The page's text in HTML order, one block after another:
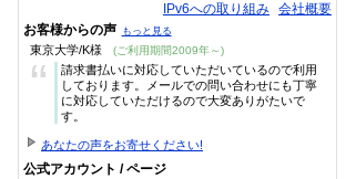
IPv6への取り組み 会社概要
お客様からの声 もっと見る
東京大学/K様 (ご利用期間2009年～)
“
請求書払いに対応していただいているので利用
しております。メールでの問い合わせにも丁寧
に対応していただけるので大変ありがたいで
す。
あなたの声をお寄せください!
公式アカウント / ページ